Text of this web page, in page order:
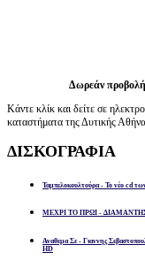
Δωρεάν
Κάντε κλίκ και δείτε σε
καταστήματα της Δυτικής
ΔΙΣΚΟΓΡΑΦΙΑ
Ταμπελοκουλτούρα - Το νέο cd
ΜΕΧΡΙ ΤΟ ΠΡΩΙ -
Αναθεμα Σε - Γιαννης
HD